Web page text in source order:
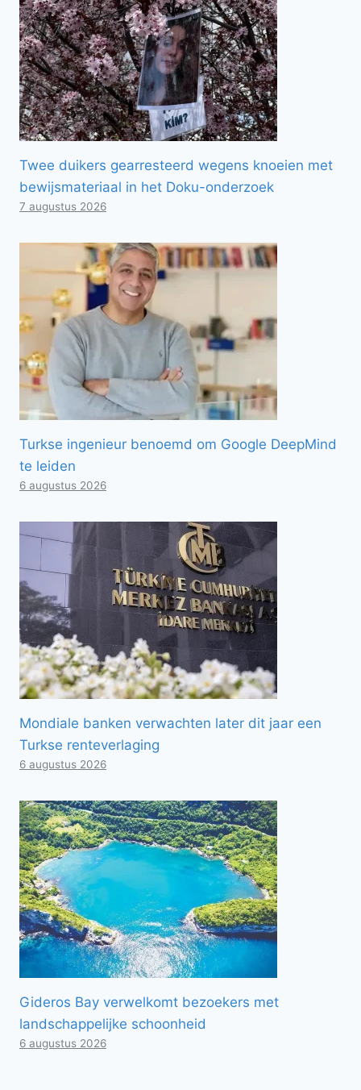
Twee duikers gearresteerd wegens knoeien met
bewijsmateriaal in het Doku-onderzoek
7 augustus 2026
Turkse ingenieur benoemd om Google DeepMind
te leiden
6 augustus 2026
Mondiale banken verwachten later dit jaar een
Turkse renteverlaging
6 augustus 2026
Gideros Bay verwelkomt bezoekers met
landschappelijke schoonheid
6 augustus 2026